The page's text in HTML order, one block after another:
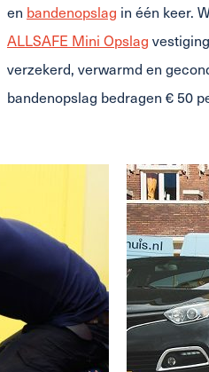
en bandenopslag in één keer.
ALLSAFE Mini Opslag
verzekerd, verwarmd en
bandenopslag bedragen € 50